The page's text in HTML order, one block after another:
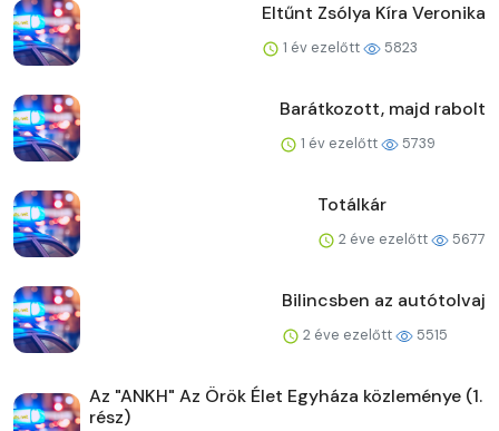
Eltűnt Zsólya Kíra Veronika
1 év ezelőtt 5823
Barátkozott, majd rabolt
1 év ezelőtt 5739
Totálkár
2 éve ezelőtt 5677
Bilincsben az autótolvaj
2 éve ezelőtt 5515
Az "ANKH" Az Örök Élet Egyháza közleménye (1.
rész)